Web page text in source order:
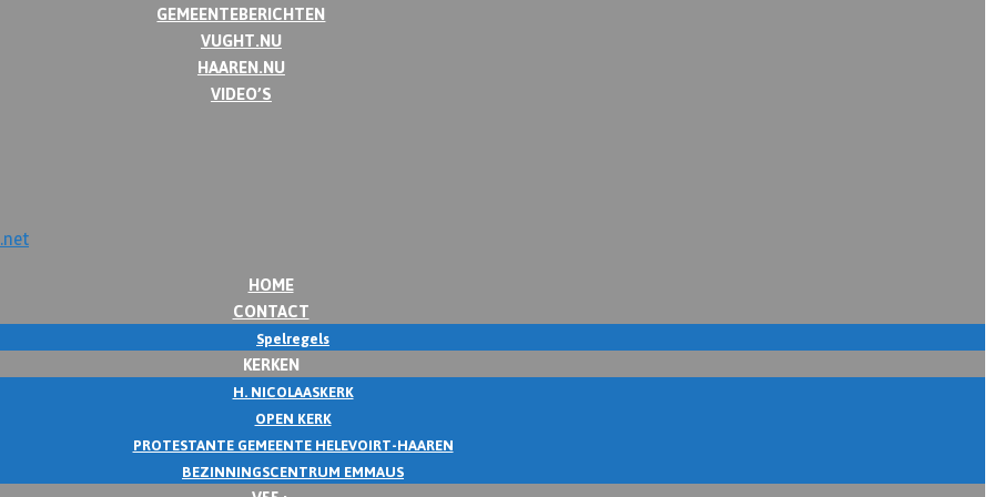
GEMEENTEBERICHTEN
VUGHT.NU
HAAREN.NU
VIDEO’S
HOME
CONTACT
Spelregels
KERKEN
H. NICOLAASKERK
OPEN KERK
PROTESTANTE GEMEENTE HELEVOIRT-HAAREN
BEZINNINGSCENTRUM EMMAUS